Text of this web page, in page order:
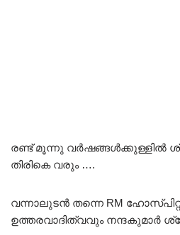
രണ്ട് മൂന്നു വർഷങ്ങൾക്കുള്ളിൽ
തിരികെ വരും ….
വന്നാലുടൻ തന്നെ RM
ഉത്തരവാദിത്വവും നന്ദകുമാർ